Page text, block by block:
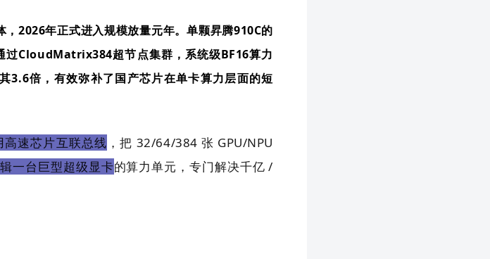
，2026年正式进入规模放量元年。单颗昇腾910C的
过CloudMatrix384超节点集群，系统级BF16算力
3.6倍， 有效弥补了国产芯片在单卡算力层面的短
高速芯片互联总线 ，把 32/64/384 张 GPU/NPU
一台巨型超级显卡的算力单元，专门解决千亿 /